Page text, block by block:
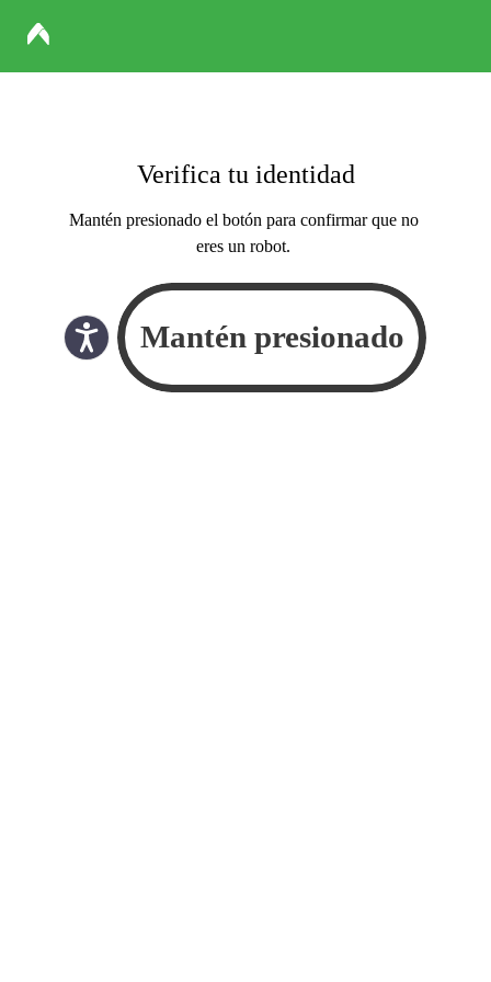
Verifica tu identidad
Mantén presionado el botón para confirmar que no
eres un robot.